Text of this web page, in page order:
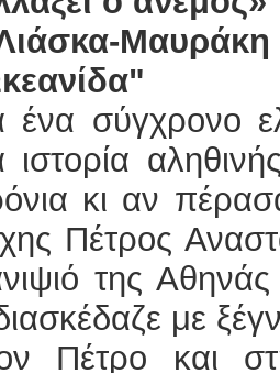
Μαυράκη
ένα σύγχρονο
ιστορία
κι αν
Πέτρος
της
με
Πέτρο και